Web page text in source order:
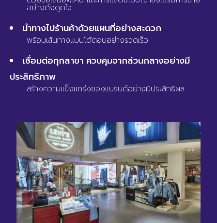
อย่างดึงดูดใจ
นำทางไปร้านค้าด้วยแผนที่อย่างสะดวก
พร้อมเส้นทางแบบโต้ตอบอย่างรวดเร็ว
เชื่อมต่อทุกสาขา ควบคุมจากส่วนกลางอย่างมี
ประสิทธิภาพ
สร้างความแข็งแกร่งของแบรนด์อย่างมีประสิทธิผล